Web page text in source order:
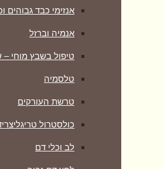
אנזימי כבד גבוהים
אנמיה וברזל
טיפול בשבץ מוחי –
טלסמיה
טרשת העורקים
כולסטרול
לב וכלי דם